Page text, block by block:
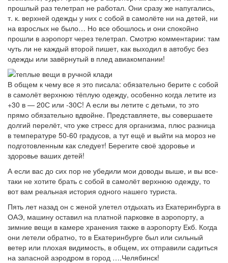
прошлый раз телетрап не работал. Они сразу же напугались,
т. к. верхней одежды у них с собой в самолёте ни на детей, ни
на взрослых не было… Но все обошлось и они спокойно
прошли в аэропорт через телетрап. Смотрю комментарии: там
чуть ли не каждый второй пишет, как выходил в автобус без
одежды или завёрнутый в плед авиакомпании!
В общем к чему все я это писала: обязательно берите с собой
в самолёт верхнюю тёплую одежду, особенно когда летите из
+30 в — 20С или -30С! А если вы летите с детьми, то это
прямо обязательно вдвойне. Представляете, вы совершаете
долгий перелёт, что уже стресс для организма, плюс разница
в температуре 50-60 градусов, а тут ещё и выйти на мороз не
подготовленным как следует! Берегите своё здоровье и
здоровье ваших детей!
А если вас до сих пор не убедили мои доводы выше, и вы все-
таки не хотите брать с собой в самолёт верхнюю одежду, то
вот вам реальная история одного нашего туриста.
Пять лет назад он с женой улетел отдыхать из Екатеринбурга в
ОАЭ, машину оставил на платной парковке в аэропорту, а
зимние вещи в камере хранения также в аэропорту Екб. Когда
они летели обратно, то в Екатеринбурге был или сильный
ветер или плохая видимость, в общем, их отправили садиться
на запасной аэродром в город ….Челябинск!